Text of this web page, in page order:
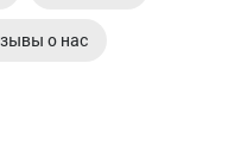
о нас